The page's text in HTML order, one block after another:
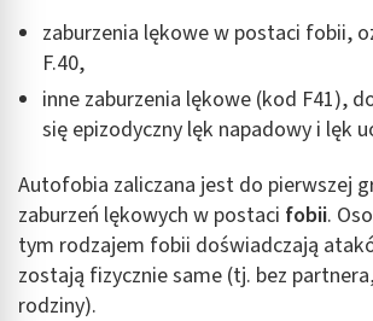
zaburzenia lękowe w postaci fobii,
F.40,
inne zaburzenia lękowe (kod F41),
się epizodyczny lęk napadowy i lęk
Autofobia zaliczana jest do pierwszej
zaburzeń lękowych w postaci fobii.
tym rodzajem fobii doświadczają
zostają fizycznie same (tj. bez
rodziny).